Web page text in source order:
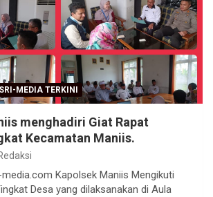
SRI-MEDIA TERKINI
menghadiri Giat Rapat
Kecamatan Maniis.
Kapolsek Maniis Mengikuti
Desa yang dilaksanakan di Aula